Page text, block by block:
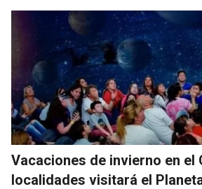
Vacaciones de invierno en el
localidades visitará el